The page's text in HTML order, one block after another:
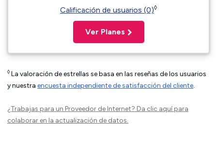
Calificación de usuarios (0)◊
Ver Planes
◊ La valoración de estrellas se basa en las reseñas de los usuarios
y nuestra encuesta independiente de satisfacción del cliente.
¿Trabajas para un Proveedor de Internet? Da clic aquípara
colaborar en la actualización de datos.